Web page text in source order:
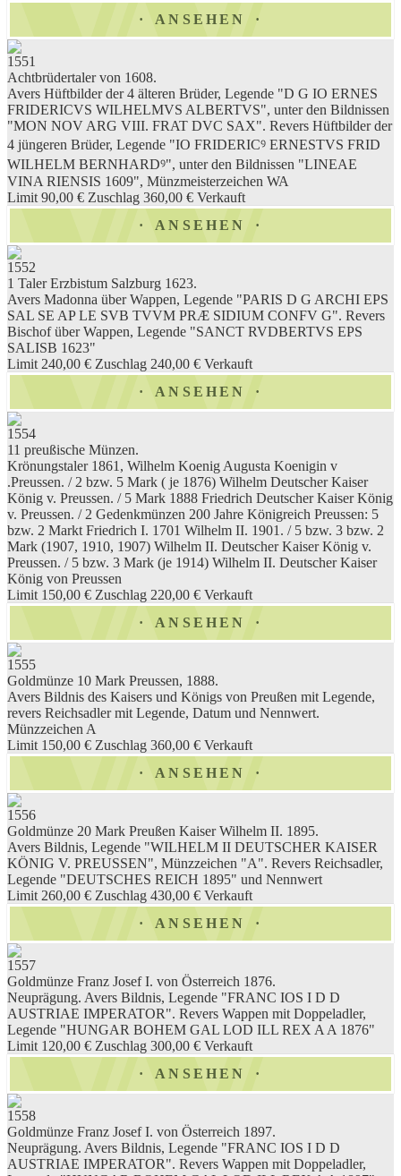
ANSEHEN
1551
Achtbrüdertaler von 1608.
Avers Hüftbilder der 4 älteren Brüder, Legende "D G IO ERNES
FRIDERICVS WILHELMVS ALBERTVS", unter den Bildnissen
"MON NOV ARG VIII. FRAT DVC SAX". Revers Hüftbilder der
4 jüngeren Brüder, Legende "IO FRIDERICꝰ ERNESTVS FRID
WILHELM BERNHARDꝰ", unter den Bildnissen "LINEAE
VINA RIENSIS 1609", Münzmeisterzeichen WA
Limit 90,00 € Zuschlag 360,00 € Verkauft
ANSEHEN
1552
1 Taler Erzbistum Salzburg 1623.
Avers Madonna über Wappen, Legende "PARIS D G ARCHI EPS
SAL SE AP LE SVB TVVM PRÆ SIDIUM CONFV G". Revers
Bischof über Wappen, Legende "SANCT RVDBERTVS EPS
SALISB 1623"
Limit 240,00 € Zuschlag 240,00 € Verkauft
ANSEHEN
1554
11 preußische Münzen.
Krönungstaler 1861, Wilhelm Koenig Augusta Koenigin v
.Preussen. / 2 bzw. 5 Mark ( je 1876) Wilhelm Deutscher Kaiser
König v. Preussen. / 5 Mark 1888 Friedrich Deutscher Kaiser König
v. Preussen. / 2 Gedenkmünzen 200 Jahre Königreich Preussen: 5
bzw. 2 Markt Friedrich I. 1701 Wilhelm II. 1901. / 5 bzw. 3 bzw. 2
Mark (1907, 1910, 1907) Wilhelm II. Deutscher Kaiser König v.
Preussen. / 5 bzw. 3 Mark (je 1914) Wilhelm II. Deutscher Kaiser
König von Preussen
Limit 150,00 € Zuschlag 220,00 € Verkauft
ANSEHEN
1555
Goldmünze 10 Mark Preussen, 1888.
Avers Bildnis des Kaisers und Königs von Preußen mit Legende,
revers Reichsadler mit Legende, Datum und Nennwert.
Münzzeichen A
Limit 150,00 € Zuschlag 360,00 € Verkauft
ANSEHEN
1556
Goldmünze 20 Mark Preußen Kaiser Wilhelm II. 1895.
Avers Bildnis, Legende "WILHELM II DEUTSCHER KAISER
KÖNIG V. PREUSSEN", Münzzeichen "A". Revers Reichsadler,
Legende "DEUTSCHES REICH 1895" und Nennwert
Limit 260,00 € Zuschlag 430,00 € Verkauft
ANSEHEN
1557
Goldmünze Franz Josef I. von Österreich 1876.
Neuprägung. Avers Bildnis, Legende "FRANC IOS I D D
AUSTRIAE IMPERATOR". Revers Wappen mit Doppeladler,
Legende "HUNGAR BOHEM GAL LOD ILL REX A A 1876"
Limit 120,00 € Zuschlag 300,00 € Verkauft
ANSEHEN
1558
Goldmünze Franz Josef I. von Österreich 1897.
Neuprägung. Avers Bildnis, Legende "FRANC IOS I D D
AUSTRIAE IMPERATOR". Revers Wappen mit Doppeladler,